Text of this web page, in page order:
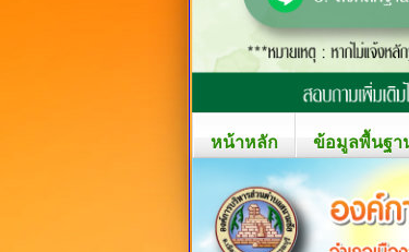
หน้าหลัก ข้อมูลพื้นฐา